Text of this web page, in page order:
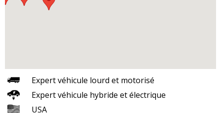
Expert véhicule lourd et motorisé
Expert véhicule hybride et électrique
USA